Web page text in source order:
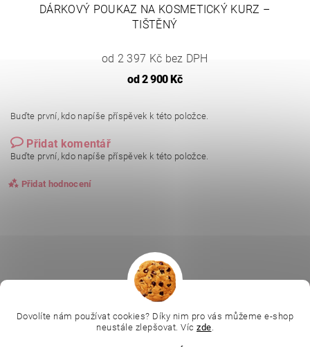
DÁRKOVÝ POUKAZ NA KOSMETICKÝ KURZ –
TIŠTĚNÝ
od 2 397 Kč bez DPH
od2 900 Kč
Buďte první, kdo napíše příspěvek k této položce.
Přidat komentář
Buďte první, kdo napíše příspěvek k této položce.
Přidat hodnocení
L.C.P. Paris |
Online kosmetické kurzy | Kozmetickyobchod.sk
Dovolíte nám používat cookies? Díky nim pro vás můžeme e-shop
neustále zlepšovat. Víc zde.